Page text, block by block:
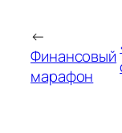
←
Финансовый
марафон